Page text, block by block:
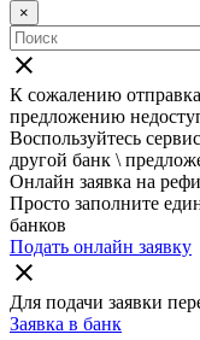
×
close
К сожалению
предложению
Воспользуйтесь
другой банк \
Онлайн заявка на
Просто заполните
банков
Подать онлайн заявку
close
Для подачи заявки
Заявка в банк